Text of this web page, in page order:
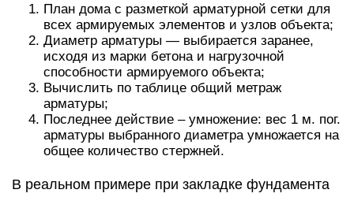
План дома с разметкой арматурной сетки для
всех армируемых элементов и узлов объекта;
Диаметр арматуры — выбирается заранее,
исходя из марки бетона и нагрузочной
способности армируемого объекта;
Вычислить по таблице общий метраж
арматуры;
Последнее действие – умножение: вес 1 м. пог.
арматуры выбранного диаметра умножается на
общее количество стержней.
В реальном примере при закладке фундамента